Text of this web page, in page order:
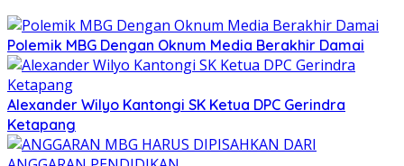
Polemik MBG Dengan Oknum Media Berakhir Damai
Alexander Wilyo Kantongi SK Ketua DPC Gerindra
Ketapang